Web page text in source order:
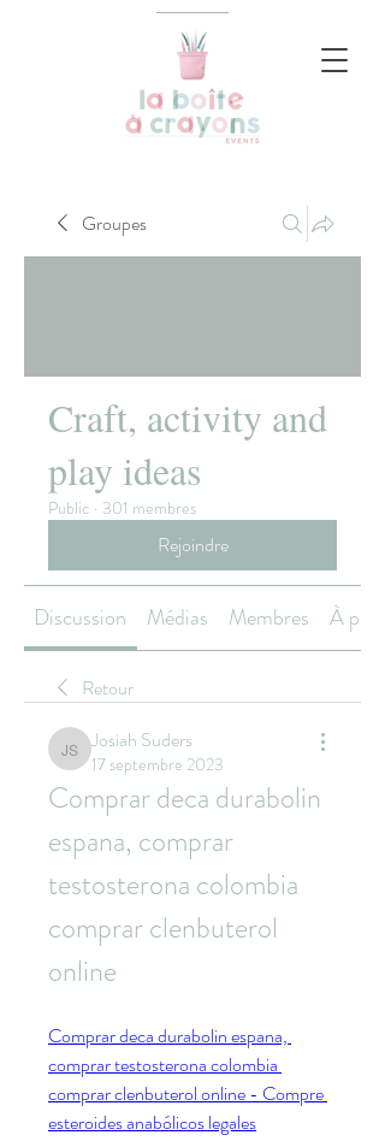
Groupes
Craft, activity and
play ideas
Public · 301 membres
Rejoindre
Discussion Médias Membres À
Retour
Josiah Suders
Josiah Suders
17 septembre 2023
Comprar deca durabolin
espana, comprar
testosterona colombia
comprar clenbuterol
online
Comprar deca durabolin espana,
comprar testosterona colombia
comprar clenbuterol online - Compre
esteroides anabólicos legales